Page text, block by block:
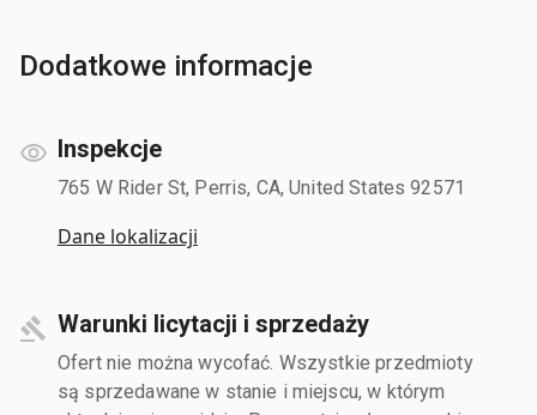
Dodatkowe informacje
Inspekcje
765 W Rider St, Perris, CA, United States 92571
Dane lokalizacji
Warunki licytacji i sprzedaży
Ofert nie można wycofać. Wszystkie przedmioty
są sprzedawane w stanie i miejscu, w którym